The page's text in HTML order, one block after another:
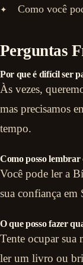
Como você
Perguntas
Por que é difícil ser
Às vezes,
mas precisamos
tempo.
Como posso lembrar
Você pode ler a
sua confiança em
O que posso fazer
Tente ocupar
ler um livro ou